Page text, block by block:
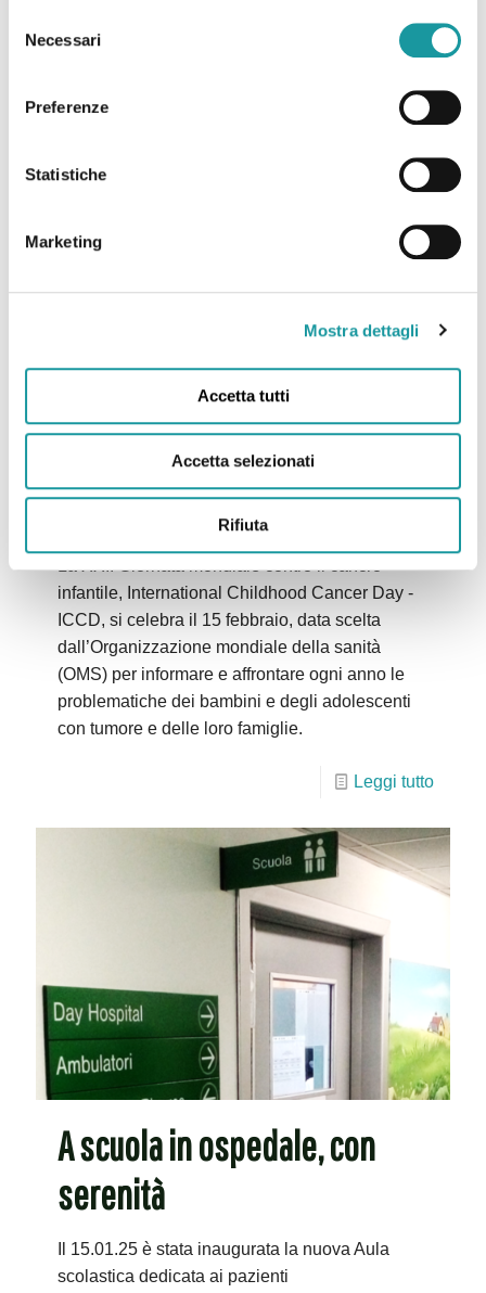
delNecessari
Preferenze
Statistiche
Marketing
Mostra dettagli
Accetta tutti
Accetta selezionati
Rifiuta
adolescenti con tumore e delle loro famiglie.
Leggi tutto
XXII Giornata Mondiale contro
il Cancro Infantile
La XXII Giornata mondiale contro il cancro
infantile, International Childhood Cancer Day -
ICCD, si celebra il 15 febbraio, data scelta
dall’Organizzazione mondiale della sanità
(OMS) per informare e affrontare ogni anno le
problematiche dei bambini e degli adolescenti
con tumore e delle loro famiglie.
Leggi tutto
A scuola in ospedale, con
serenità
Il 15.01.25 è stata inaugurata la nuova Aula
scolastica dedicata ai pazienti